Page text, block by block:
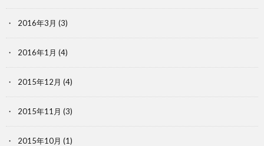
2016年3月 (3)
2016年1月 (4)
2015年12月 (4)
2015年11月 (3)
2015年10月 (1)